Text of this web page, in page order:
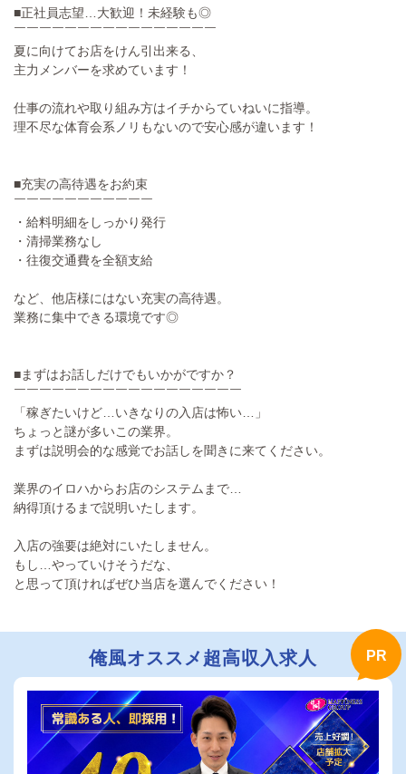
■正社員志望…大歓迎！未経験も◎
￣￣￣￣￣￣￣￣￣￣￣￣￣￣￣￣
夏に向けてお店をけん引出来る、
主力メンバーを求めています！
仕事の流れや取り組み方はイチからていねいに指導。
理不尽な体育会系ノリもないので安心感が違います！
■充実の高待遇をお約束
￣￣￣￣￣￣￣￣￣￣￣
・給料明細をしっかり発行
・清掃業務なし
・往復交通費を全額支給
など、他店様にはない充実の高待遇。
業務に集中できる環境です◎
■まずはお話しだけでもいかがですか？
￣￣￣￣￣￣￣￣￣￣￣￣￣￣￣￣￣￣
「稼ぎたいけど…いきなりの入店は怖い…」
ちょっと謎が多いこの業界。
まずは説明会的な感覚でお話しを聞きに来てください。
業界のイロハからお店のシステムまで…
納得頂けるまで説明いたします。
入店の強要は絶対にいたしません。
もし…やっていけそうだな、
と思って頂ければぜひ当店を選んでください！
俺風オススメ超高収入求人